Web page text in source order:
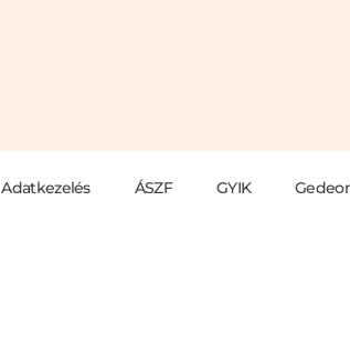
Adatkezelés ÁSZF GYIK